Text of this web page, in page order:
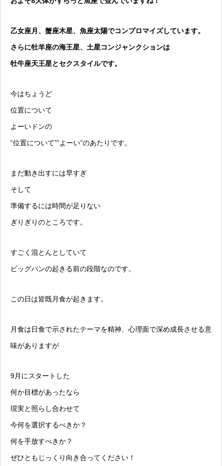
乙女座月、蟹座木星、魚座太陽でコンプロマイズしています。
さらに牡羊座の海王星、土星コンジャンクションは
牡牛座天王星とセクスタイルです。
今はちょうど
位置について
よーいドンの
”位置について””よーい”のあたりです。
まだ動き出すには早すぎ
そして
準備するには時間が足りない
ぎりぎりのところです。
すごく混とんとしていて
ビッグバンの起きる前の段階なのです。
この日は皆既月食が起きます。
月食は日食で示されたテーマを精神、心理面で深め成長させる意
味がありますが
9月にスタートした
何か目標があったなら
現実と照らし合わせて
今何を選択するべきか？
何を手放すべきか？
ぜひともじっくり向き合ってください！